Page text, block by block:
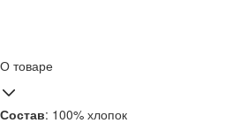
О товаре
Состав: 100% хлопок